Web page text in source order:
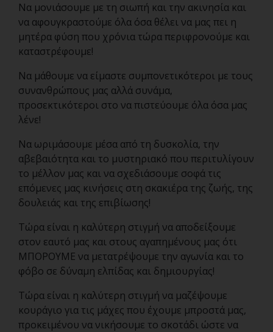
Να μονιάσουμε με τη σιωπή και την ακινησία και
να αφουγκραστούμε όλα όσα θέλει να μας πει η
μητέρα φύση που χρόνια τώρα περιφρονούμε και
καταστρέφουμε!
Να μάθουμε να είμαστε συμπονετικότεροι με τους
συνανθρώπους μας αλλά συνάμα,
προσεκτικότεροι στο να πιστεύουμε όλα όσα μας
λένε!
Να ωριμάσουμε μέσα από τη δυσκολία, την
αβεβαιότητα και το μυστηριακό που περιτυλίγουν
το μέλλον μας και να σχεδιάσουμε σοφά τις
επόμενες μας κινήσεις στη σκακιέρα της ζωής, της
δουλειάς και της επιβίωσης!
Τώρα είναι η καλύτερη στιγμή να αποδείξουμε
στον εαυτό μας και στους αγαπημένους μας ότι
ΜΠΟΡΟΥΜΕ να μετατρέψουμε την αγωνία και το
φόβο σε δύναμη ελπίδας και δημιουργίας!
Τώρα είναι η καλύτερη στιγμή να μαζέψουμε
κουράγιο για τις μάχες που έχουμε μπροστά μας,
προκειμένου να νικήσουμε το σκοτάδι ώστε να